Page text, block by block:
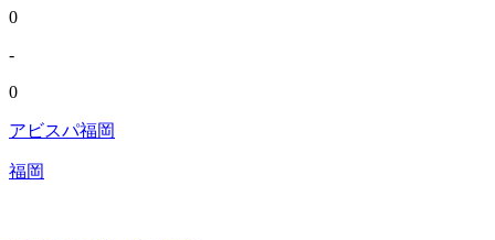
0
-
0
アビスパ福岡
福岡